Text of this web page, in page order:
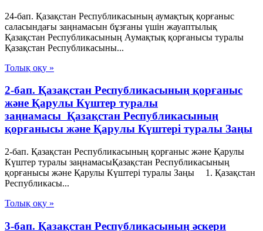
24-бап. Қазақстан Республикасының аумақтық қорғаныс
саласындағы заңнамасын бұзғаны үшін жауаптылық
Қазақстан Республикасының Аумақтық қорғанысы туралы
Қазақстан Республикасыны...
Толық оқу »
2-бап. Қазақстан Республикасының қорғаныс
және Қарулы Күштер туралы
заңнамасы Қазақстан Республикасының
қорғанысы және Қарулы Күштері туралы Заңы
2-бап. Қазақстан Республикасының қорғаныс және Қарулы
Күштер туралы заңнамасыҚазақстан Республикасының
қорғанысы және Қарулы Күштері туралы Заңы 1. Қазақстан
Республикасы...
Толық оқу »
3-бап. Қазақстан Республикасының әскери